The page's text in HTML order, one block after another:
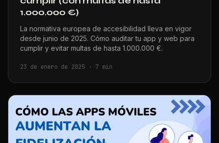
1.000.000 €)
La normativa europea de accesibilidad lleva en vigor
desde junio de 2025. Cómo auditar tu app y web para
cumplir y evitar multas de hasta 1.000.000 €.
23 de enero de 2025 · 7 min